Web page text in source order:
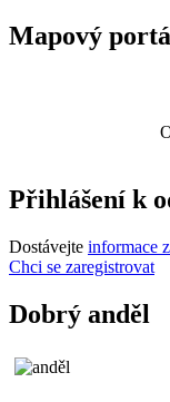
Mapový
Přihlášení k
Dostávejte informace
Chci se zaregistrovat
Dobrý anděl